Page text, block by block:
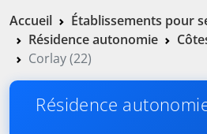
Accueil
Établissements pour
Résidence autonomie
Corlay (22)
Résidence